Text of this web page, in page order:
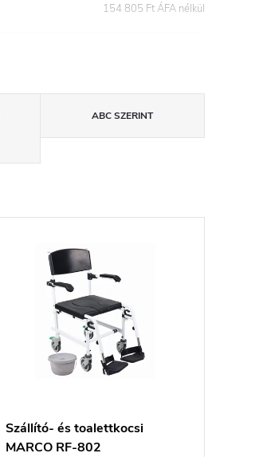
154 805 Ft ÁFA nélkül
ABC SZERINT
Szállító- és toalettkocsi
MARCO RF-802